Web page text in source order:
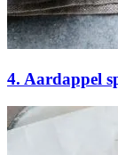
4. Aardappel